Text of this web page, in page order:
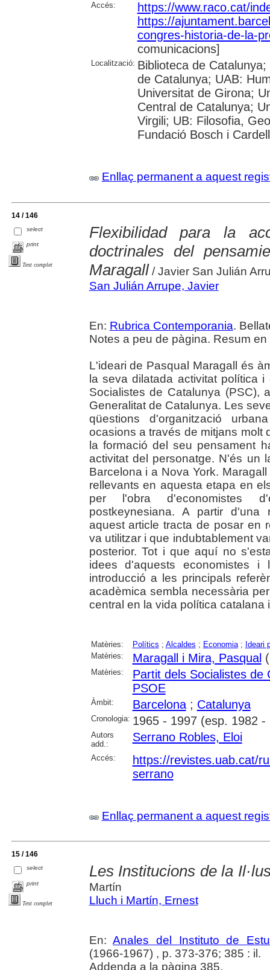
Accés:
https://www.raco.cat/
https://
congres-historia-de-la-
comunicacions]
Localització: Biblioteca de
de Catalunya; UAB:
Universitat de Girona;
Central de Catalunya;
Virgili; UB: Filosofia,
Fundació Bosch i
Enllaç permanent a aquest
14 / 146
select
print
Text complet
Flexibilidad para la
doctrinales del
Maragall/ Javier San Julián
San Julián Arrupe, Javier
En: Rubrica Contemporania.
Notes a peu de pàgina. Resum en
L'ideari de Pasqual Maragall és
la seva dilatada activitat política
Socialistes de Catalunya (PSC),
Generalitat de Catalunya. Les
qüestions d'organització
ocasions a través de mitjans molt
la formació del seu pensament
activitat del personatge. N'és un
Barcelona i a Nova York.
rellevants en aquesta etapa en
per l'obra d'economistes
postkeynesiana. A partir d'una
aquest article tracta de posar en
va utilitzar i que indubtablement
posterior. Tot i que aquí no
idees d'aquests economistes i
introducció a les principals
acadèmica sembla necessària
central en la vida política
Matèries: Polítics ; Alcaldes ; Economia; Ideari
Matèries:
Maragall i Mira, Pasqual
Matèries:
Partit dels Socialistes de
PSOE
Àmbit: Barcelona; Catalunya
Cronologia: 1965 - 1997 (esp. 1982 -
Autors
add.:
Serrano Robles, Eloi
Accés:
https://revistes.uab.cat/
serrano
Enllaç permanent a aquest
15 / 146
select
print
Text complet
Les Institucions de la
Martín
Lluch i Martín, Ernest
En:Anales del Instituto de
(1966-1967) , p. 373-376; 385 : il.
Addenda a la pàgina 385.